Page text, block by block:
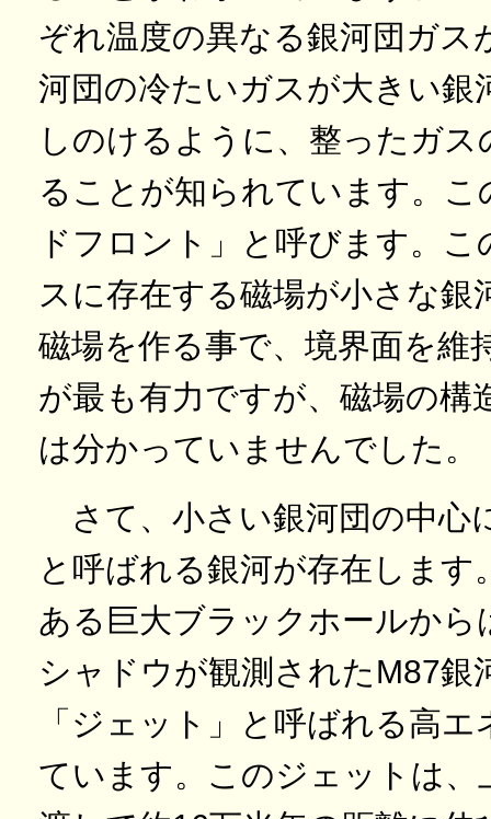
ぞれ温度の異なる銀河団ガス
河団の冷たいガスが大きい銀
しのけるように、整ったガ
ることが知られています。こ
ドフロント」と呼びます。
スに存在する磁場が小さな銀
磁場を作る事で、境界面を維
が最も有力ですが、磁場の構
は分かっていませんでした。
さて、小さい銀河団の中心
と呼ばれる銀河が存在します
ある巨大ブラックホールか
シャドウが観測されたM87銀
「ジェット」と呼ばれる高
ています。このジェットは、